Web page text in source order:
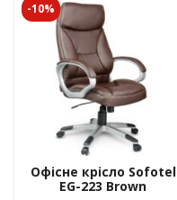
-10%
Офісне крісло Sofotel
EG-223 Brown